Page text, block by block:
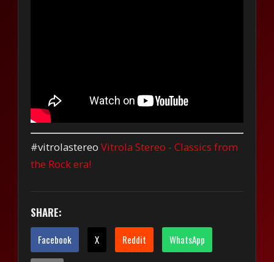
#vitrolastereoVitrola Stereo - Classics from
the Rock era!
SHARE:
Facebook X Reddit WhatsApp